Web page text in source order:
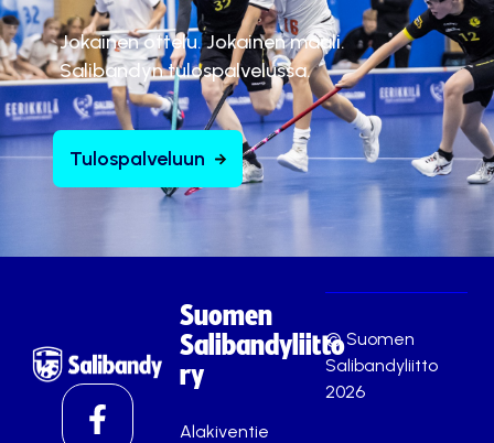
Jokainen ottelu. Jokainen maali.
Salibandyn tulospalvelussa.
Tulospalveluun
Suomen
Salibandyliitto
ry
Alakiventie
© Suomen
Salibandyliitto
2026